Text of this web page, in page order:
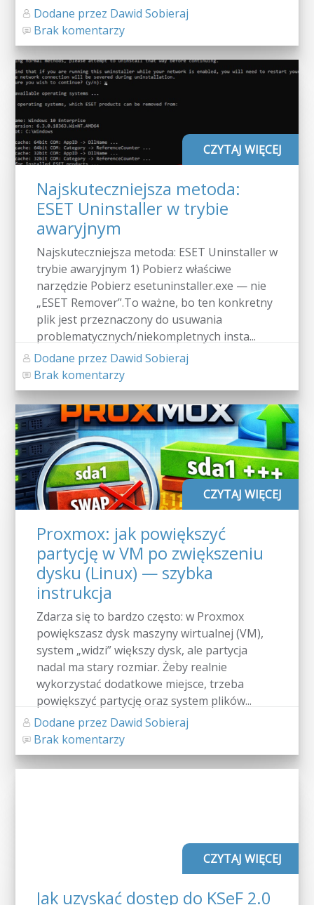
Dodane przez Dawid Sobieraj
Brak komentarzy
CZYTAJ WIĘCEJ
Najskuteczniejsza metoda:
ESET Uninstaller w trybie
awaryjnym
Najskuteczniejsza metoda: ESET Uninstaller w
trybie awaryjnym 1) Pobierz właściwe
narzędzie Pobierz esetuninstaller.exe — nie
„ESET Remover”.To ważne, bo ten konkretny
plik jest przeznaczony do usuwania
problematycznych/niekompletnych insta...
Dodane przez Dawid Sobieraj
Brak komentarzy
CZYTAJ WIĘCEJ
Proxmox: jak powiększyć
partycję w VM po zwiększeniu
dysku (Linux) — szybka
instrukcja
Zdarza się to bardzo często: w Proxmox
powiększasz dysk maszyny wirtualnej (VM),
system „widzi” większy dysk, ale partycja
nadal ma stary rozmiar. Żeby realnie
wykorzystać dodatkowe miejsce, trzeba
powiększyć partycję oraz system plików...
Dodane przez Dawid Sobieraj
Brak komentarzy
CZYTAJ WIĘCEJ
Jak uzyskać dostęp do KSeF 2.0